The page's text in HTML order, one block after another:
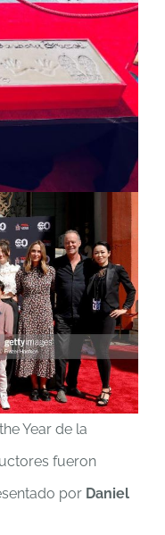
Year de la
fueron
por Daniel